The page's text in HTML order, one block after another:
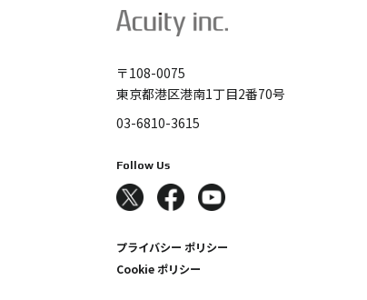
〒108-0075
東京都港区港南1丁目2番70号
03-6810-3615
Follow Us
プライバシー ポリシー
Cookie ポリシー